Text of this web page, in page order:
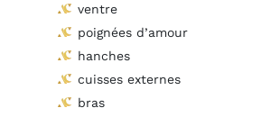
ventre
poignées d’amour
hanches
cuisses externes
bras